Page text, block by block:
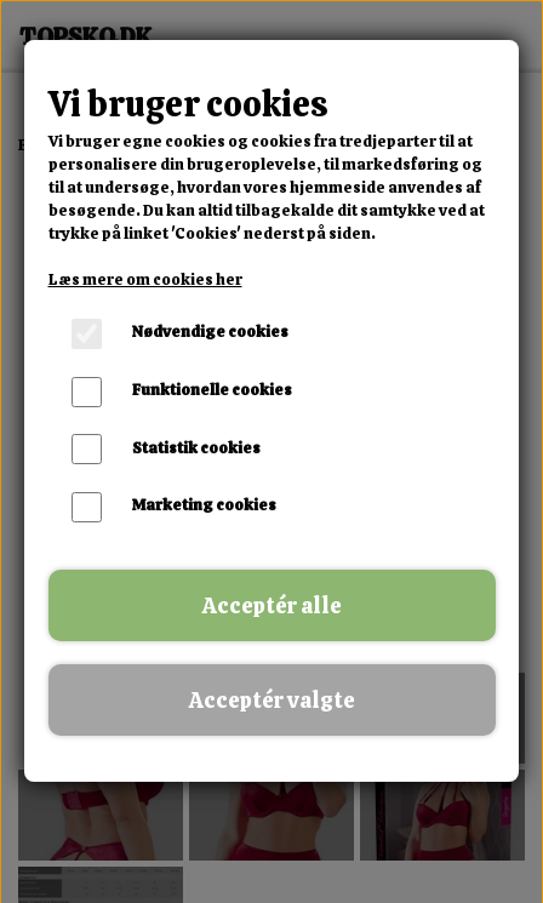
Forside Erotisk Kollektion Alle Produkter Sexy Set
Vi bruger cookies
Vi bruger egne cookies og cookies fra tredjeparter til at
personalisere din brugeroplevelse, til markedsføring og
til at undersøge, hvordan vores hjemmeside anvendes af
besøgende. Du kan altid tilbagekalde dit samtykke ved at
trykke på linket 'Cookies' nederst på siden.
Læs mere om cookies her
Nødvendige cookies
Funktionelle cookies
Statistik cookies
Marketing cookies
Acceptér alle
Acceptér valgte